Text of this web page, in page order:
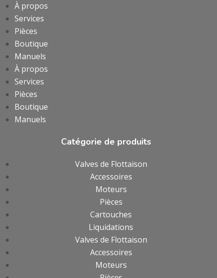
À propos
Services
Pièces
Boutique
Manuels
À propos
Services
Pièces
Boutique
Manuels
Catégorie de produits
Valves de Flottaison
Accessoires
Moteurs
Pièces
Cartouches
Liquidations
Valves de Flottaison
Accessoires
Moteurs